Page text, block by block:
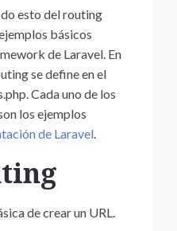
esto del routing
básicos
de Laravel. En
se define en el
Cada uno de los
los ejemplos
de Laravel.
de crear un URL.